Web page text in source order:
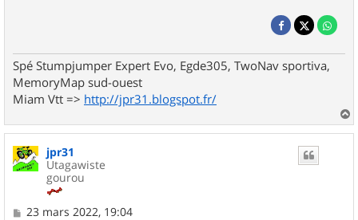
Spé Stumpjumper Expert Evo, Egde305, TwoNav sportiva,
MemoryMap sud-ouest
Miam Vtt => http://jpr31.blogspot.fr/
a
u
jpr31
Utagawiste
gourou
M
23 mars 2022, 19:04